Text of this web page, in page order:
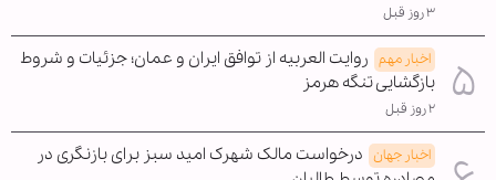
۳ روز قبل
اخبار مهم روایت العربیه از توافق ایران و عمان؛ جزئیات و شروط
بازگشایی تنگه هرمز
۲ روز قبل
اخبار جهان درخواست مالک شهرک امید سبز برای بازنگری در